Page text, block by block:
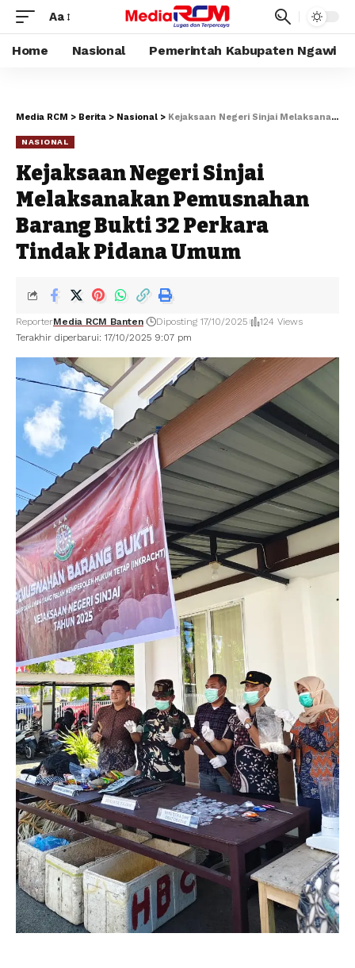
Aa
Home Nasional Pemerintah Kabupaten Ngawi
Media RCM > Berita > Nasional > Kejaksaan Negeri Sinjai Melaksanakan Pemusnahan Barang Bukti 32 Perkara Tindak Pidana Umum
NASIONAL
Kejaksaan Negeri Sinjai
Melaksanakan Pemusnahan
Barang Bukti 32 Perkara
Tindak Pidana Umum
Terakhir diperbarui: 17/10/2025 9:07 pm
ReporterMedia RCM Banten Diposting 17/10/2025 124 Views